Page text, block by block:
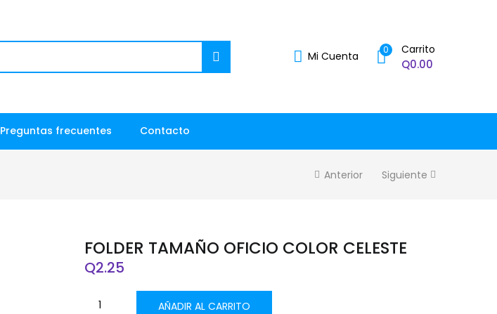
Mi Cuenta 0 Carrito
Q0.00
Preguntas frecuentes Contacto
Anterior Siguiente
FOLDER TAMAÑO OFICIO COLOR CELESTE
Q2.25
AÑADIR AL CARRITO